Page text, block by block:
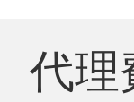
代理